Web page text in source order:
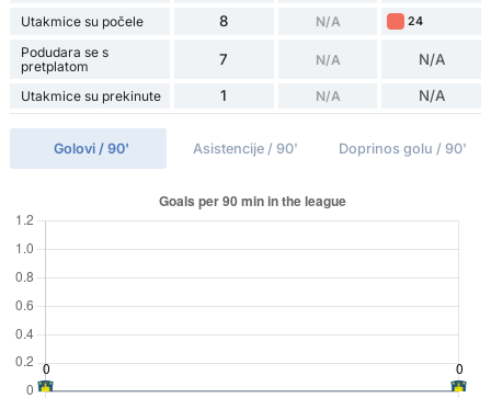
Utakmice su počele 8 N/A 24
Podudara se s
pretplatom
7 N/A N/A
Utakmice su prekinute 1 N/A N/A
Golovi / 90' Asistencije / 90' Doprinos golu / 90'